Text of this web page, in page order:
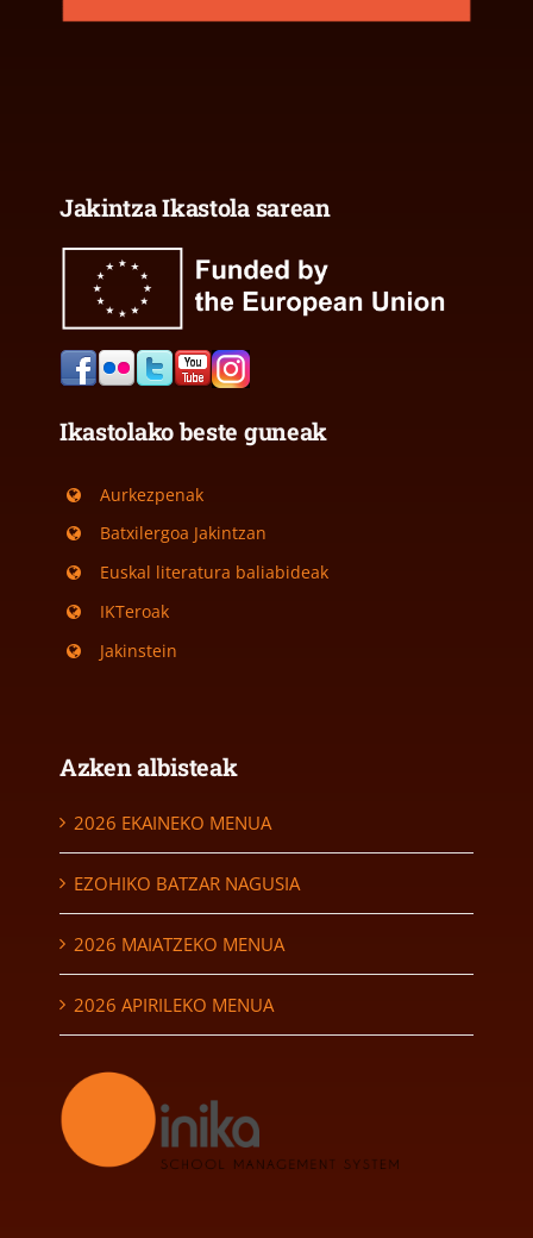
Jakintza Ikastola sarean
Ikastolako beste guneak
Aurkezpenak
Batxilergoa Jakintzan
Euskal literatura baliabideak
IKTeroak
Jakinstein
Azken albisteak
2026 EKAINEKO MENUA
EZOHIKO BATZAR NAGUSIA
2026 MAIATZEKO MENUA
2026 APIRILEKO MENUA